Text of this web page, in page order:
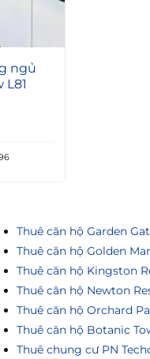
ngủ
Thuê căn hộ Garden
Thuê căn hộ Golden
Thuê căn hộ Kingston
Thuê căn hộ Newton
Thuê căn hộ Orchard
Thuê căn hộ Botanic
Thuê chung cư PN